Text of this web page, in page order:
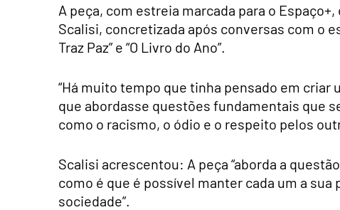
A peça, com estreia marcada para o
Scalisi, concretizada após conversas com o
Traz Paz” e “O Livro do Ano”.
“Há muito tempo que tinha pensado em
que abordasse questões fundamentais que
como o racismo, o ódio e o respeito pelos
Scalisi acrescentou: A peça “aborda a
como é que é possível manter cada um a
sociedade”.